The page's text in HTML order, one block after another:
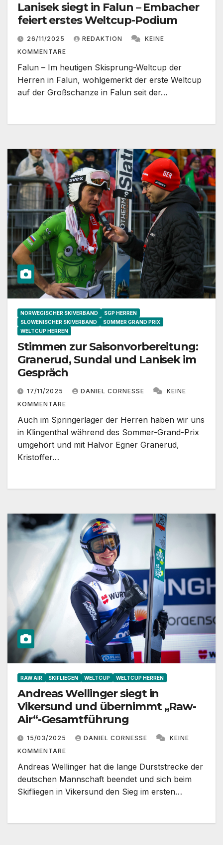
Lanisek siegt in Falun – Embacher
feiert erstes Weltcup-Podium
26/11/2025 REDAKTION
KEINE
KOMMENTARE
Falun – Im heutigen Skisprung-Weltcup der
Herren in Falun, wohlgemerkt der erste Weltcup
auf der Großschanze in Falun seit der…
NORWEGISCHER SKIVERBAND
SGP HERREN
SLOWENISCHER SKIVERBAND
SOMMER GRAND PRIX
WELTCUP HERREN
Stimmen zur Saisonvorbereitung:
Granerud, Sundal und Lanisek im
Gespräch
17/11/2025 DANIEL CORNESSE
KEINE
KOMMENTARE
Auch im Springerlager der Herren haben wir uns
in Klingenthal während des Sommer-Grand-Prix
umgehört und mit Halvor Egner Granerud,
Kristoffer…
RAW AIR SKIFLIEGEN WELTCUP WELTCUP HERREN
Andreas Wellinger siegt in
Vikersund und übernimmt „Raw-
Air“-Gesamtführung
15/03/2025 DANIEL CORNESSE
KEINE
KOMMENTARE
Andreas Wellinger hat die lange Durststrecke der
deutschen Mannschaft beendet und sich beim
Skifliegen in Vikersund den Sieg im ersten…